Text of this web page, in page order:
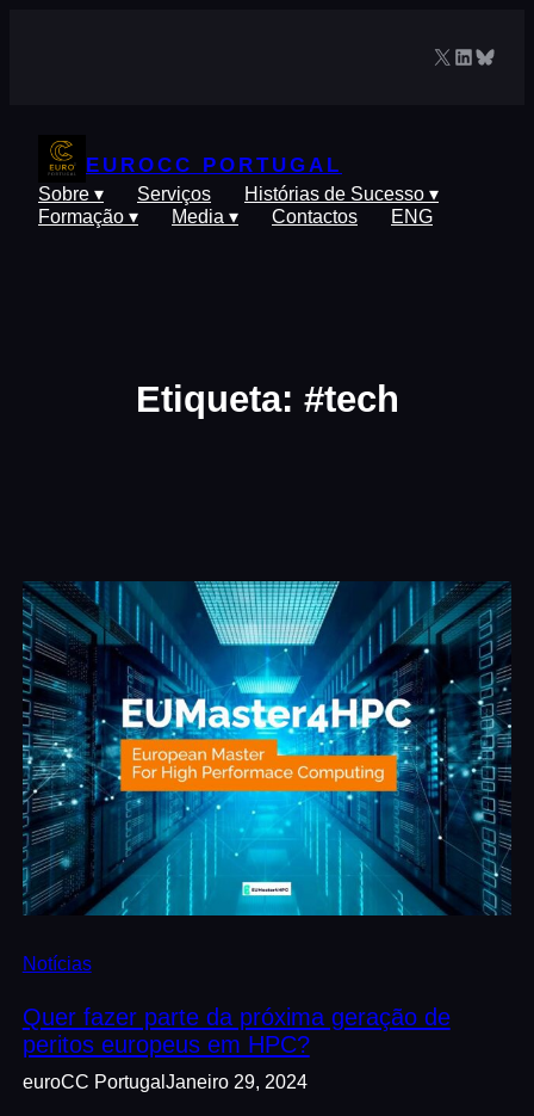
X LinkedIn
EUROCC PORTUGAL
Sobre ▾ Serviços
Histórias de Sucesso ▾
Formação ▾
Media ▾ Contactos ENG
Etiqueta: #tech
Notícias
Quer fazer parte da próxima geração de
peritos europeus em HPC?
euroCC Portugal Janeiro 29, 2024